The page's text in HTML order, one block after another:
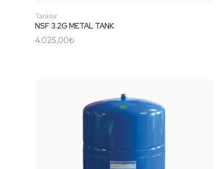
Tanklar
NSF 3.2G METAL TANK
4.025,00₺